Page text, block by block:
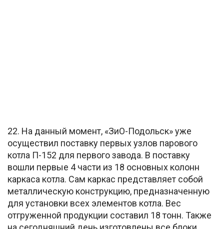
22. На данный момент, «ЗиО-Подольск» уже
осуществил поставку первых узлов парового
котла П-152 для первого завода. В поставку
вошли первые 4 части из 18 основных колонн
каркаса котла. Сам каркас представляет собой
металлическую конструкцию, предназначенную
для установки всех элементов котла. Вес
отгруженной продукции составил 18 тонн. Также